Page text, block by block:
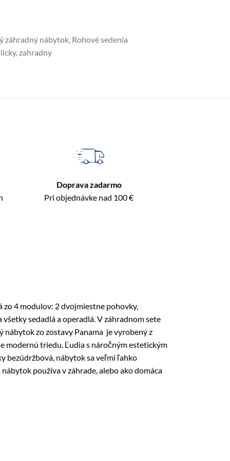
záhradný nábytok, Rohové sedenia
,zahradny
Doprava zadarmo
Pri objednávke nad 100 €
zo 4 modulov: 2 dvojmiestne pohovky,
sedadlá a operadlá. V záhradnom sete
nábytok zo zostavy Panama je vyrobený z
modernú triedu. Ľudia s náročným estetickým
bezúdržbová, nábytok sa veľmi ľahko
používa v záhrade, alebo ako domáca